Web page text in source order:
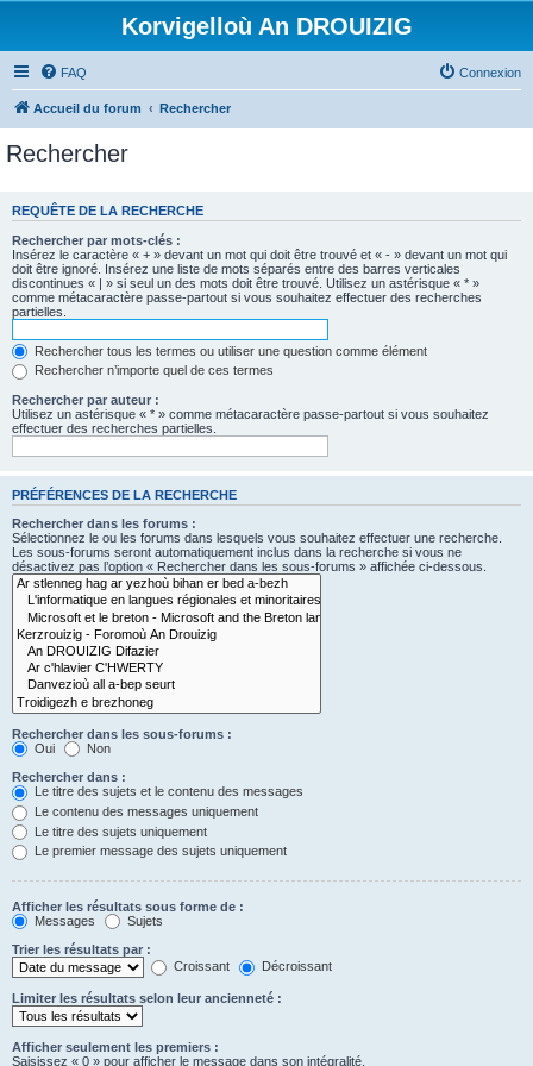
Korvigelloù An DROUIZIG
FAQ Connexion
Accueil du forum Rechercher
Rechercher
REQUÊTE DE LA RECHERCHE
Rechercher par mots-clés :
Insérez le caractère « + » devant un mot qui doit être trouvé et « - » devant un mot qui
doit être ignoré. Insérez une liste de mots séparés entre des barres verticales
discontinues « | » si seul un des mots doit être trouvé. Utilisez un astérisque « * »
comme métacaractère passe-partout si vous souhaitez effectuer des recherches
partielles.
Rechercher tous les termes ou utiliser une question comme élément
Rechercher n’importe quel de ces termes
Rechercher par auteur :
Utilisez un astérisque « * » comme métacaractère passe-partout si vous souhaitez
effectuer des recherches partielles.
PRÉFÉRENCES DE LA RECHERCHE
Rechercher dans les forums :
Sélectionnez le ou les forums dans lesquels vous souhaitez effectuer une recherche.
Les sous-forums seront automatiquement inclus dans la recherche si vous ne
désactivez pas l’option « Rechercher dans les sous-forums » affichée ci-dessous.
Rechercher dans les sous-forums :
Oui
Non
Rechercher dans :
Le titre des sujets et le contenu des messages
Le contenu des messages uniquement
Le titre des sujets uniquement
Le premier message des sujets uniquement
Afficher les résultats sous forme de :
Messages
Sujets
Trier les résultats par :
Croissant
Décroissant
Limiter les résultats selon leur ancienneté :
Afficher seulement les premiers :
Saisissez « 0 » pour afficher le message dans son intégralité.